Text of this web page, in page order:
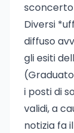
sconcerto
Diversi
diffuso
gli esiti
i posti di
validi, a
notizia fa